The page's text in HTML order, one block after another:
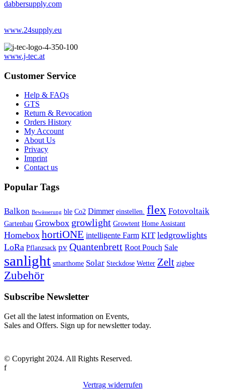
dabbersupply.com
www.24supply.eu
www.j-tec.at
Customer Service
Help & FAQs
GTS
Return & Revocation
Orders History
My Account
About Us
Privacy
Imprint
Contact us
Popular Tags
Balkon Bewässerung ble Co2 Dimmer einstellen. flex Fotovoltaik
Gartenbau Growbox growlight Growtent Home Assistant
Homebox hortiONE intelligente Farm KIT ledgrowlights
LoRa Pflanzsack pv Quantenbrett Root Pouch Sale
sanlight smarthome Solar Steckdose Wetter Zelt zigbee
Zubehör
Subscribe Newsletter
Get all the latest information on Events,
Sales and Offers. Sign up for newsletter today.
© Copyright 2024. All Rights Reserved.
f
Vertrag widerrufen